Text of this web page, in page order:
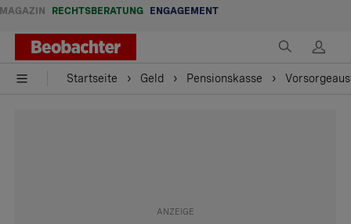
MAGAZIN RECHTSBERATUNG ENGAGEMENT
Startseite Geld Pensionskasse